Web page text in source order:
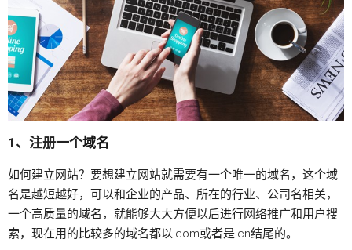
1、注册一个域名
如何建立网站？要想建立网站就需要有一个唯一的域名，这个域
名是越短越好，可以和企业的产品、所在的行业、公司名相关，
一个高质量的域名，就能够大大方便以后进行网络推广和用户搜
索，现在用的比较多的域名都以.com或者是.cn结尾的。